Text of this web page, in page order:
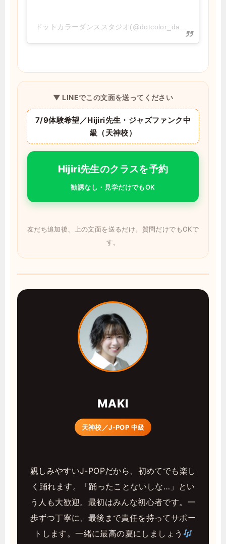
▼ LINEでこの文面を送ってください
7/9体験希望／Hijiri先生・ジャズファンク中
級（天神校）
Hijiri先生のクラスを予約
勧誘なし・見学だけでもOK
友だち追加後、上の文面を送るだけ。質問だけでもOKで
す。
MAKI
天神校／J-POP 中級
親しみやすいJ-POPだから、初めてでも楽し
く踊れます。「踊ったことないしな…」とい
う人も大歓迎。最初はみんな初心者です。一
歩ずつ丁寧に、最後まで責任を持ってサポー
トします。一緒に最高の夏にしましょう